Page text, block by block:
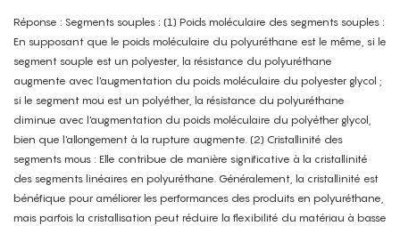
Réponse : Segments souples : (1) Poids moléculaire des segments souples :
En supposant que le poids moléculaire du polyuréthane est le même, si le
segment souple est un polyester, la résistance du polyuréthane
augmente avec l'augmentation du poids moléculaire du polyester glycol ;
si le segment mou est un polyéther, la résistance du polyuréthane
diminue avec l'augmentation du poids moléculaire du polyéther glycol,
bien que l'allongement à la rupture augmente. (2) Cristallinité des
segments mous : Elle contribue de manière significative à la cristallinité
des segments linéaires en polyuréthane. Généralement, la cristallinité est
bénéfique pour améliorer les performances des produits en polyuréthane,
mais parfois la cristallisation peut réduire la flexibilité du matériau à basse